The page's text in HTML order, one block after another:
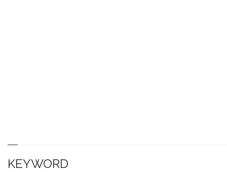
KEYWORD